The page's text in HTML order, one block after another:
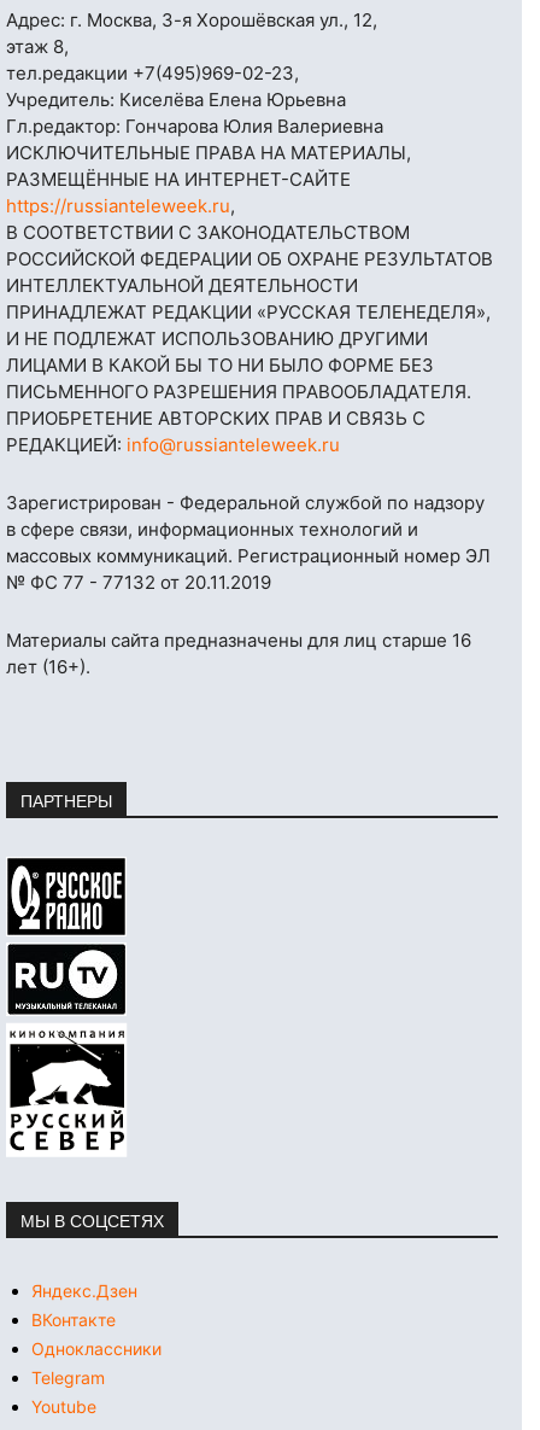
Адрес: г. Москва, 3-я Хорошёвская ул., 12,
этаж 8,
тел.редакции +7(495)969-02-23,
Учредитель: Киселёва Елена Юрьевна
Гл.редактор: Гончарова Юлия Валериевна
ИСКЛЮЧИТЕЛЬНЫЕ ПРАВА НА МАТЕРИАЛЫ,
РАЗМЕЩЁННЫЕ НА ИНТЕРНЕТ-САЙТЕ
https://russianteleweek.ru,
В СООТВЕТСТВИИ С ЗАКОНОДАТЕЛЬСТВОМ
РОССИЙСКОЙ ФЕДЕРАЦИИ ОБ ОХРАНЕ РЕЗУЛЬТАТОВ
ИНТЕЛЛЕКТУАЛЬНОЙ ДЕЯТЕЛЬНОСТИ
ПРИНАДЛЕЖАТ РЕДАКЦИИ «РУССКАЯ ТЕЛЕНЕДЕЛЯ»,
И НЕ ПОДЛЕЖАТ ИСПОЛЬЗОВАНИЮ ДРУГИМИ
ЛИЦАМИ В КАКОЙ БЫ ТО НИ БЫЛО ФОРМЕ БЕЗ
ПИСЬМЕННОГО РАЗРЕШЕНИЯ ПРАВООБЛАДАТЕЛЯ.
ПРИОБРЕТЕНИЕ АВТОРСКИХ ПРАВ И СВЯЗЬ С
РЕДАКЦИЕЙ: info@russianteleweek.ru
Зарегистрирован - Федеральной службой по надзору
в сфере связи, информационных технологий и
массовых коммуникаций. Регистрационный номер ЭЛ
№ ФС 77 - 77132 от 20.11.2019
Материалы сайта предназначены для лиц старше 16
лет (16+).
ПАРТНЕРЫ
МЫ В СОЦСЕТЯХ
Яндекс.Дзен
ВКонтакте
Одноклассники
Telegram
Youtube